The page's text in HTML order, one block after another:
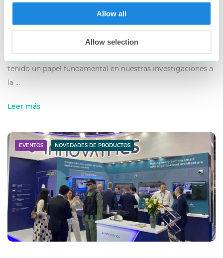
Allow all
Allow selection
sobre Aprendizaje Automático de la Europa
del Este) que se celebra en Košice
En los últimos diez años, el aprendizaje automático ha
tenido un papel fundamental en nuestras investigaciones a
la ...
Leer más
EVENTOS NOVEDADES DE PRODUCTOS